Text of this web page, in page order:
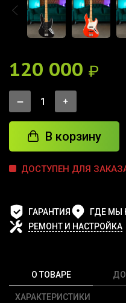
120 000 ₽
В корзину
ДОСТУПЕН ДЛЯ
ГАРАНТИЯ
ГДЕ МЫ
РЕМОНТ И НАСТРОЙКА
О ТОВАРЕ
ХАРАКТЕРИСТИКИ